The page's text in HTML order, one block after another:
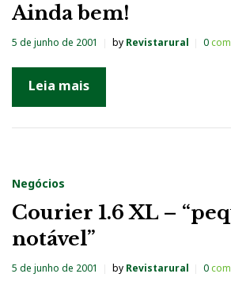
Ainda bem!
5 de junho de 2001 by Revistarural 0
Leia mais
Negócios
Courier 1.6 XL –
notável”
5 de junho de 2001 by Revistarural 0